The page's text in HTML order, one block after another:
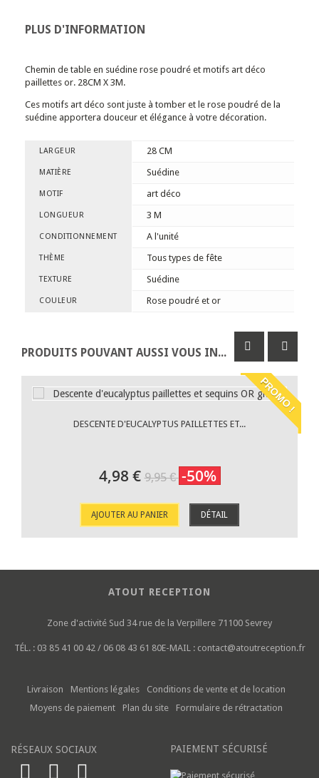
PLUS D'INFORMATION
Chemin de table en suédine rose poudré et motifs art déco
paillettes or. 28CM X 3M.
Ces motifs art déco sont juste à tomber et le rose poudré de la
suédine apportera douceur et élégance à votre décoration.
LARGEUR 28 CM
MATIÈRE Suédine
MOTIF art déco
LONGUEUR 3 M
CONDITIONNEMENT A l'unité
THÈME Tous types de fête
TEXTURE Suédine
COULEUR Rose poudré et or
PRODUITS POUVANT AUSSI VOUS INTÉRESSER
PROMO !
DESCENTE D'EUCALYPTUS PAILLETTES ET...
4,98 €9,95 € -50%
AJOUTER AU PANIER DÉTAIL
ATOUT RECEPTION
Zone d'activité Sud 34 rue de la Verpillere 71100 Sevrey
TÉL. : 03 85 41 00 42 / 06 08 43 61 80E-MAIL : contact@atoutreception.fr
Livraison Mentions légales
Conditions de vente et de location
Moyens de paiement
Plan du site Formulaire de rétractation
RÉSEAUX SOCIAUX PAIEMENT SÉCURISÉ